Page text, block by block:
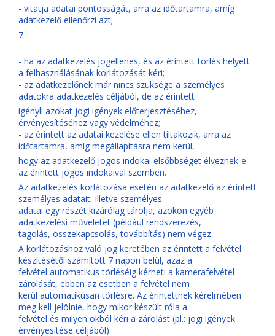
- vitatja adatai pontosságát, arra az időtartamra, amíg
adatkezelő ellenőrzi azt;
7
- ha az adatkezelés jogellenes, és az érintett törlés helyett
a felhasználásának korlátozását kéri;
- az adatkezelőnek már nincs szüksége a személyes
adatokra adatkezelés céljából, de az érintett
igényli azokat jogi igények előterjesztéséhez,
érvényesítéséhez vagy védelméhez;
- az érintett az adatai kezelése ellen tiltakozik, arra az
időtartamra, amíg megállapításra nem kerül,
hogy az adatkezelő jogos indokai elsőbbséget élveznek-e
az érintett jogos indokaival szemben.
Az adatkezelés korlátozása esetén az adatkezelő az érintett
személyes adatait, illetve személyes
adatai egy részét kizárólag tárolja, azokon egyéb
adatkezelési műveletet (például rendszerezés,
tagolás, összekapcsolás, továbbítás) nem végez.
A korlátozáshoz való jog keretében az érintett a felvétel
készítésétől számított 7 napon belül, azaz a
felvétel automatikus törléséig kérheti a kamerafelvétel
zárolását, ebben az esetben a felvétel nem
kerül automatikusan törlésre. Az érintettnek kérelmében
meg kell jelölnie, hogy mikor készült róla a
felvétel és milyen okból kéri a zárolást (pl.: jogi igények
érvényesítése céljából).